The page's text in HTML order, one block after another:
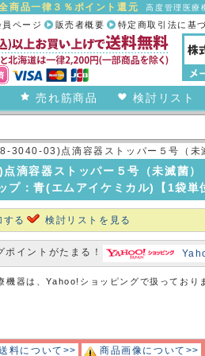
商品一律３％ポイント還元 高度管理医
特定商取引法に基
販売者概要
員ページ
売れ筋商品 検討リスト
3040-03)点滴容器ストッパー５号（
体：白／キャップ：青(エム
滴容器ストッパー５号（未滅菌
プ：青(エムアイケミカル)【1袋単
る 検討リストを見る
イントがたまる！
機器は、Yahoo!ショッピングで扱っており
料について>> 商品画像について>>